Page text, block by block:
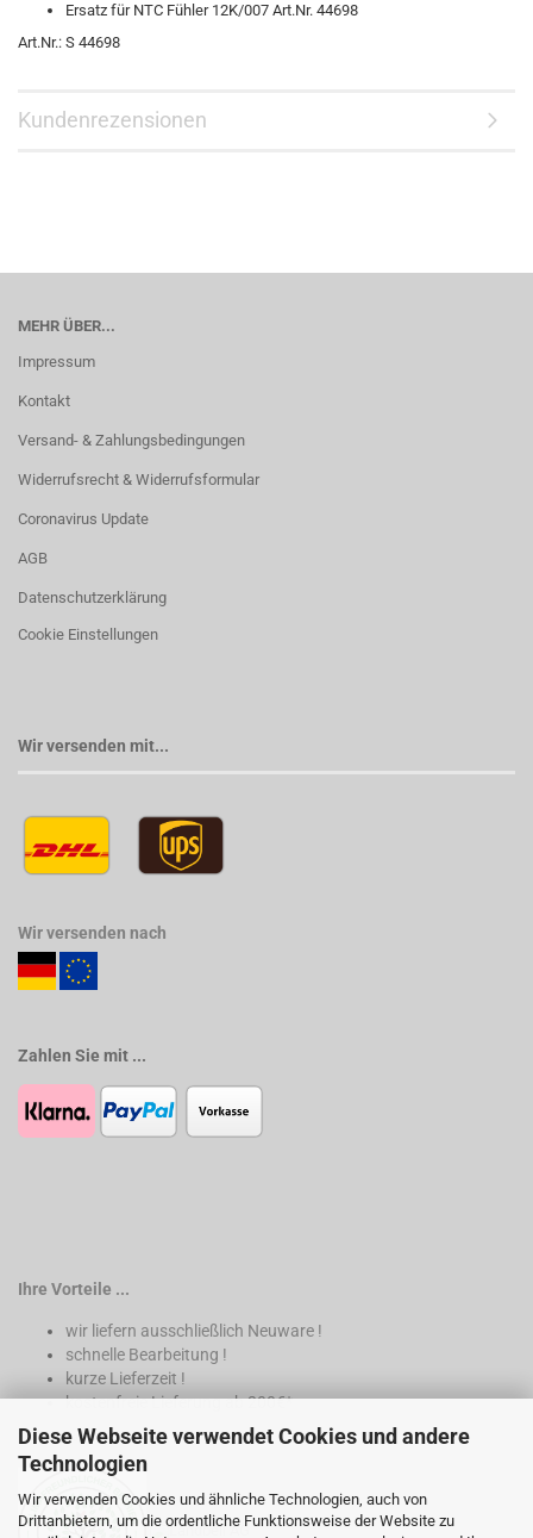
Diese Webseite verwendet Cookies und andere
Technologien
Wir verwenden Cookies und ähnliche Technologien, auch von
Drittanbietern, um die ordentliche Funktionsweise der Website zu
Ersatz für NTC Fühler 12K/007 Art.Nr. 44698
Art.Nr.: S 44698
Kundenrezensionen
MEHR ÜBER...
Impressum
Kontakt
Versand- & Zahlungsbedingungen
Widerrufsrecht & Widerrufsformular
Coronavirus Update
AGB
Datenschutzerklärung
Cookie Einstellungen
Wir versenden mit...
Wir versenden nach
Zahlen Sie mit ...
Ihre Vorteile ...
wir liefern ausschließlich Neuware !
schnelle Bearbeitung !
kurze Lieferzeit !
kostenfreie Lieferung ab 200€*
* nur innerhalb Deutschland